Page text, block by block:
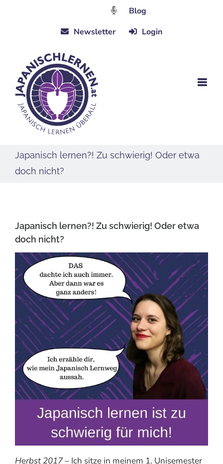
Blog
Newsletter
Login
Japanisch lernen?! Zu schwierig! Oder etwa
doch nicht?
Japanisch lernen?! Zu schwierig! Oder etwa
doch nicht?
Herbst 2017– Ich sitze in meinem 1. Unisemester